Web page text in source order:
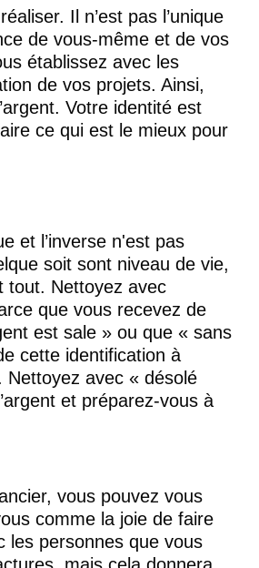
Il n’est pas l’unique
de vous-même et de vos
établissez avec les
de vos projets. Ainsi,
Votre identité est
ce qui est le mieux pour
et l’inverse n'est pas
soit sont niveau de vie,
tout. Nettoyez avec
que vous recevez de
est sale » ou que « sans
cette identification à
Nettoyez avec « désolé
et préparez-vous à
vous pouvez vous
comme la joie de faire
les personnes que vous